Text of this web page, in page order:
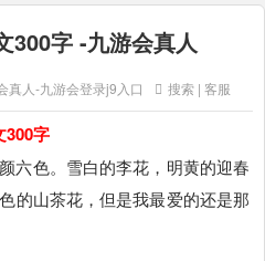
300字 -九游会真人
真人-九游会登录j9入口 搜索 | 客服
300字
六色。雪白的李花，明黄的迎春
的山茶花，但是我最爱的还是那